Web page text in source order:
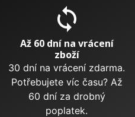
sync
Až 60 dní na vrácení
zboží
30 dní na vrácení zdarma.
Potřebujete víc času? Až
60 dní za drobný
poplatek.